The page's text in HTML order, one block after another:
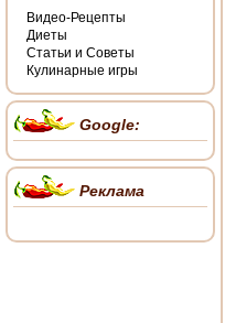
Видео-Рецепты
Диеты
Статьи и Советы
Кулинарные игры
Google:
Реклама